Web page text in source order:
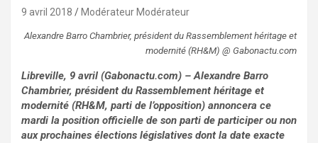
9 avril 2018 Modérateur Modérateur
Alexandre Barro Chambrier, président du Rassemblement héritage et
modernité (RH&M) @ Gabonactu.com
Libreville, 9 avril (Gabonactu.com) – Alexandre Barro
Chambrier, président du Rassemblement héritage et
modernité (RH&M, parti de l’opposition) annoncera ce
mardi la position officielle de son parti de participer ou non
aux prochaines élections législatives dont la date exacte